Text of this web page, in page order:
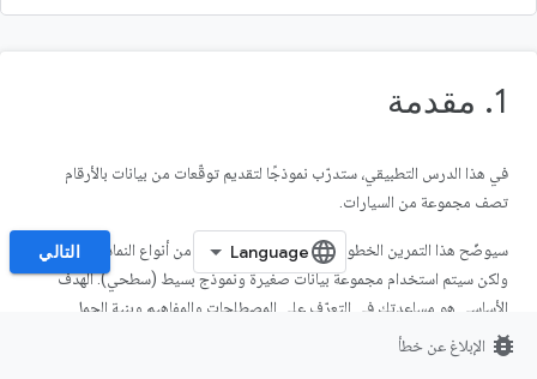
1. مقدمة
في هذا الدرس التطبيقي، ستدرّب نموذجًا لتقديم توقّعات من بيانات بالأرقام
تصف مجموعة من السيارات.
سيوضّح هذا التمرين الخطوات الشائعة لتدريب العديد من أنواع النماذج المختلفة،
ولكن سيتم استخدام مجموعة بيانات صغيرة ونموذج بسيط (سطحي). الهدف
الأساسي هو مساعدتك في التعرّف على المصطلحات والمفاهيم وبنية الجمل
التالي
bug_report الإبلاغ عن خطأ